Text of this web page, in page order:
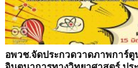
อพวช.จัดประกวดวาดภาพการ์